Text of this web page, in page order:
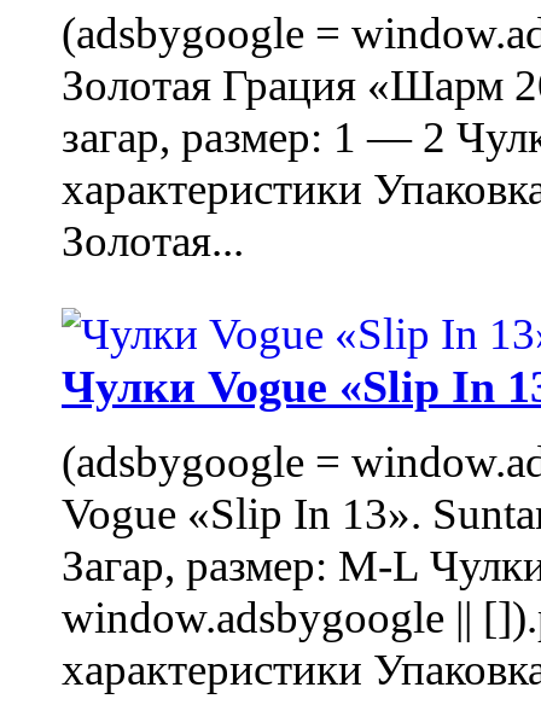
(adsbygoogle =
Золотая Грация «Шарм
загар, размер: 1 — 2
характеристики
Золотая...
Чулки Vogue «Slip In
(adsbygoogle =
Vogue «Slip In 13».
Загар, размер: M-L
window.adsbygoogle ||
характеристики